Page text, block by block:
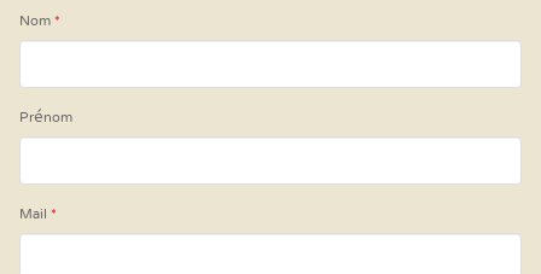
Nom*
Prénom
Mail*